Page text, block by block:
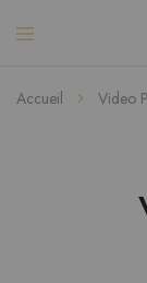
Accueil Video